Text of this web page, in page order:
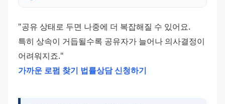
"공유 상태로 두면 나중에 더 복잡해질 수 있어요.
특히 상속이 거듭될수록 공유자가 늘어나 의사결정이
어려워지죠."
가까운 로펌 찾기 법률상담 신청하기